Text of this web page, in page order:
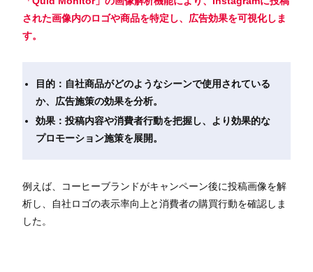
された画像内のロゴや商品を特定し、広告効果を可視化しま
す。
目的：自社商品がどのようなシーンで使用されている
か、広告施策の効果を分析。
効果：投稿内容や消費者行動を把握し、より効果的な
プロモーション施策を展開。
例えば、コーヒーブランドがキャンペーン後に投稿画像を解
析し、自社ロゴの表示率向上と消費者の購買行動を確認しま
した。